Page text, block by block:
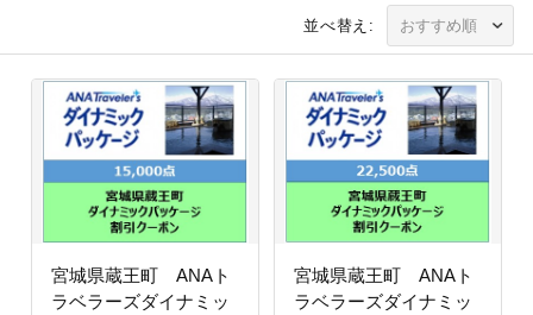
並べ替え:
宮城県蔵王町 ANAト
ラベラーズダイナミッ
宮城県蔵王町 ANAト
ラベラーズダイナミッ